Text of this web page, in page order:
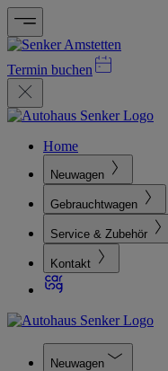
Termin buchen
Home
Neuwagen
Gebrauchtwagen
Service & Zubehör
Kontakt
Neuwagen